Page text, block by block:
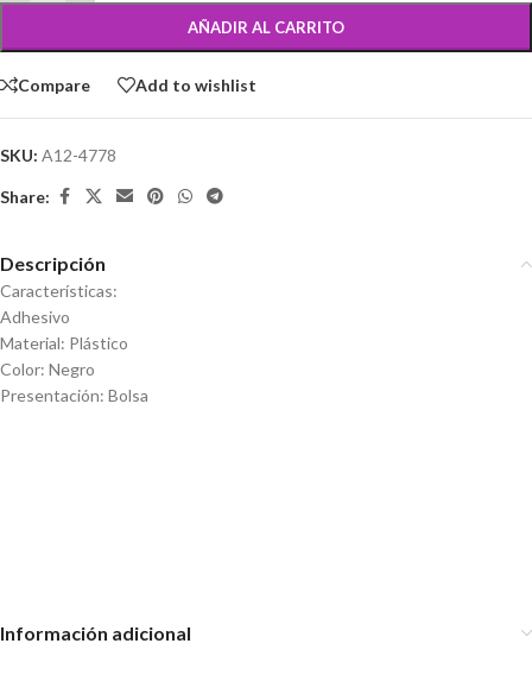
AÑADIR AL CARRITO
Compare Add to wishlist
SKU: A12-4778
Share:
Descripción
Características:
Adhesivo
Material: Plástico
Color: Negro
Presentación: Bolsa
Información adicional